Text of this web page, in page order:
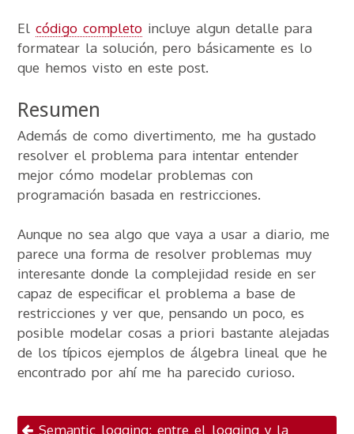
Elcódigo completo incluye algun detalle para
formatear la solución, pero básicamente es lo
que hemos visto en este post.
Resumen
Además de como divertimento, me ha gustado
resolver el problema para intentar entender
mejor cómo modelar problemas con
programación basada en restricciones.
Aunque no sea algo que vaya a usar a diario, me
parece una forma de resolver problemas muy
interesante donde la complejidad reside en ser
capaz de especificar el problema a base de
restricciones y ver que, pensando un poco, es
posible modelar cosas a priori bastante alejadas
de los típicos ejemplos de álgebra lineal que he
encontrado por ahí me ha parecido curioso.
Semantic logging: entre el logging y la